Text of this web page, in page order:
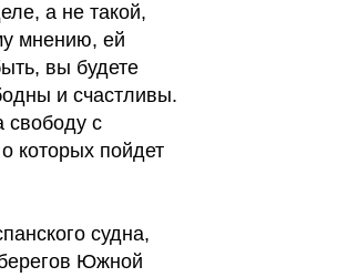
а не такой,
мнению, ей
вы будете
и счастливы.
с
которых пойдет
судна,
Южной